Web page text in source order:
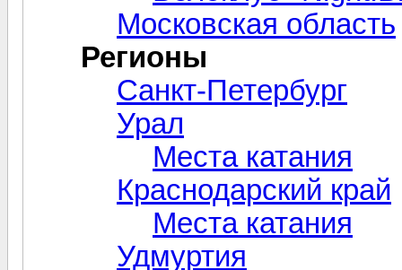
Московская область
Регионы
Санкт-Петербург
Урал
Места катания
Краснодарский край
Места катания
Удмуртия